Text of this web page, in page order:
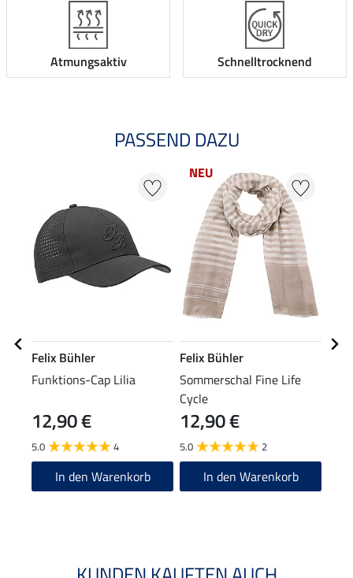
Atmungsaktiv Schnelltrocknend
PASSEND DAZU
Felix Bühler
Funktions-Cap Lilia
12,90 €
5.0 4
In den Warenkorb
NEU
Felix Bühler
Sommerschal Fine Life
Cycle
12,90 €
5.0 2
In den Warenkorb